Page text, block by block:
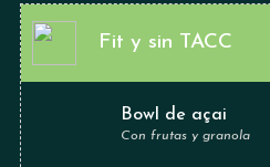
Fit y sin TACC
Bowl de açai
Con frutas y granola